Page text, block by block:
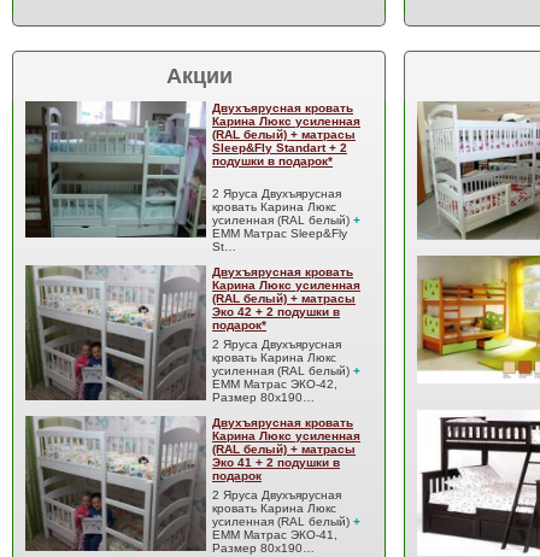
Акции
Двухъярусная кровать
Карина Люкс усиленная
(RAL белый) + матрасы
Sleep&Fly Standart + 2
подушки в подарок*
2 Яруса Двухъярусная
кровать Карина Люкс
усиленная (RAL белый) +
EMM Матрас Sleep&Fly
St…
Двухъярусная кровать
Карина Люкс усиленная
(RAL белый) + матрасы
Эко 42 + 2 подушки в
подарок*
2 Яруса Двухъярусная
кровать Карина Люкс
усиленная (RAL белый) +
EMM Матрас ЭКО-42,
Размер 80x190…
Двухъярусная кровать
Карина Люкс усиленная
(RAL белый) + матрасы
Эко 41 + 2 подушки в
подарок
2 Яруса Двухъярусная
кровать Карина Люкс
усиленная (RAL белый) +
EMM Матрас ЭКО-41,
Размер 80x190…